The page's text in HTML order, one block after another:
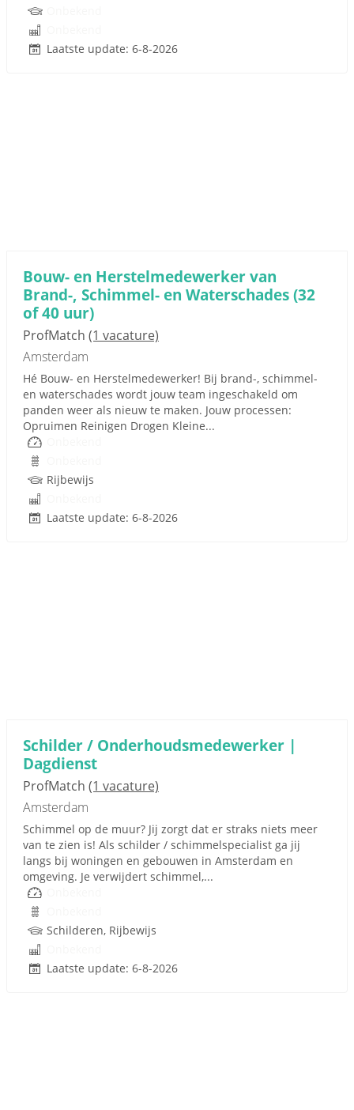
Laatste update: 6-8-2026
Bouw- en Herstelmedewerker van
Brand-, Schimmel- en Waterschades (32
of 40 uur)
ProfMatch (1 vacature)
Amsterdam
Hé Bouw- en Herstelmedewerker! Bij brand-, schimmel-
en waterschades wordt jouw team ingeschakeld om
panden weer als nieuw te maken. Jouw processen:
Opruimen Reinigen Drogen Kleine...
Rijbewijs
Laatste update: 6-8-2026
Schilder / Onderhoudsmedewerker |
Dagdienst
ProfMatch (1 vacature)
Amsterdam
Schimmel op de muur? Jij zorgt dat er straks niets meer
van te zien is! Als schilder / schimmelspecialist ga jij
langs bij woningen en gebouwen in Amsterdam en
omgeving. Je verwijdert schimmel,...
Schilderen, Rijbewijs
Laatste update: 6-8-2026